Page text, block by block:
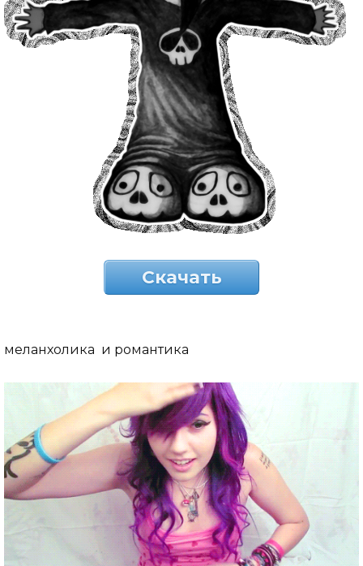
Скачать
меланхолика и романтика